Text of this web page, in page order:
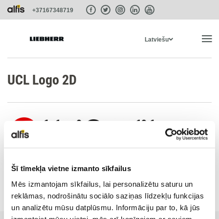
Šī tīmekļa vietne izmanto sīkfailus
Mēs izmantojam sīkfailus, lai personalizētu saturu un
reklāmas, nodrošinātu sociālo saziņas līdzekļu funkcijas
un analizētu mūsu datplūsmu. Informāciju par to, kā jūs
+37167348719
Latviešu
PRODUKTI
SISTĒMAS
LIEBHERR-SHOP
UCL Logo 2D